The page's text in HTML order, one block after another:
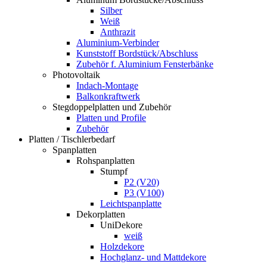
Silber
Weiß
Anthrazit
Aluminium-Verbinder
Kunststoff Bordstück/Abschluss
Zubehör f. Aluminium Fensterbänke
Photovoltaik
Indach-Montage
Balkonkraftwerk
Stegdoppelplatten und Zubehör
Platten und Profile
Zubehör
Platten / Tischlerbedarf
Spanplatten
Rohspanplatten
Stumpf
P2 (V20)
P3 (V100)
Leichtspanplatte
Dekorplatten
UniDekore
weiß
Holzdekore
Hochglanz- und Mattdekore